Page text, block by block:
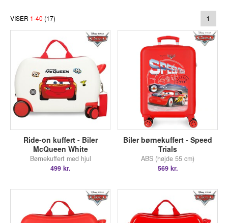
VISER 1-40 (17) 1
Ride-on kuffert - Biler
McQueen White
Børnekuffert med hjul
499 kr.
Biler børnekuffert - Speed
Trials
ABS (højde 55 cm)
569 kr.